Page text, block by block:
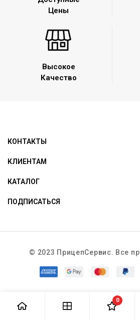
Высокое
Качество
Цены
КОНТАКТЫ
КЛИЕНТАМ
КАТАЛОГ
ПОДПИСАТЬСЯ
© 2023 ПрицепСервис. Все
0